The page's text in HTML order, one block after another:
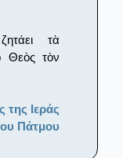
τὰ
Θεὸς τὸν
της Ιεράς
Πάτμου